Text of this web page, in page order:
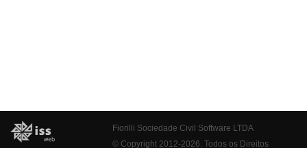
Fiorilli Sociedade Civil Software LTDA
© Copyright 2012-2026. Todos os Direitos